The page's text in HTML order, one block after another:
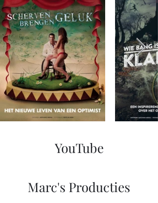
YouTube
Marc's Producties